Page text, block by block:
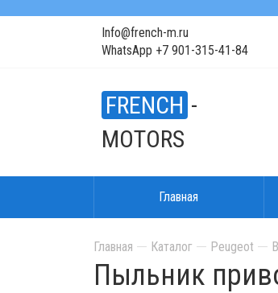
Info@french-m.ru
WhatsApp +7 901-315-41-84
FRENCH -
MOTORS
Главная
Главная Каталог Peugeot
Пыльник